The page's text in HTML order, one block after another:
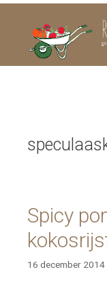
Spicy
16 december 2014